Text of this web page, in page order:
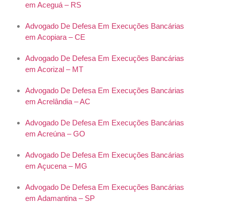
em Aceguá – RS
Advogado De Defesa Em Execuções Bancárias
em Acopiara – CE
Advogado De Defesa Em Execuções Bancárias
em Acorizal – MT
Advogado De Defesa Em Execuções Bancárias
em Acrelândia – AC
Advogado De Defesa Em Execuções Bancárias
em Acreúna – GO
Advogado De Defesa Em Execuções Bancárias
em Açucena – MG
Advogado De Defesa Em Execuções Bancárias
em Adamantina – SP